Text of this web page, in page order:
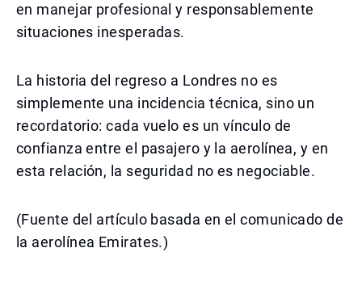
en manejar profesional y responsablemente
situaciones inesperadas.
La historia del regreso a Londres no es
simplemente una incidencia técnica, sino un
recordatorio: cada vuelo es un vínculo de
confianza entre el pasajero y la aerolínea, y en
esta relación, la seguridad no es negociable.
(Fuente del artículo basada en el comunicado de
la aerolínea Emirates.)